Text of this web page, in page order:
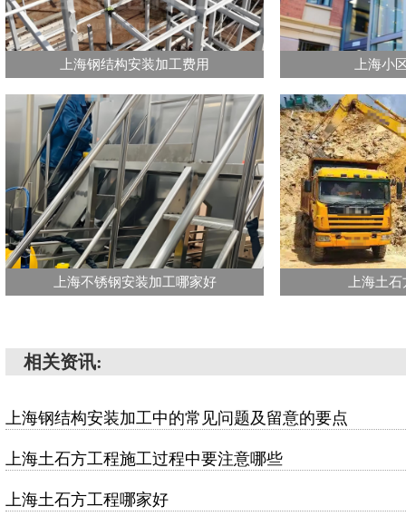
上海钢结构安装加工费用 上海小
上海不锈钢安装加工哪家好 上海土
相关资讯:
上海钢结构安装加工中的常见问题及留意的要点
上海土石方工程施工过程中要注意哪些
上海土石方工程哪家好